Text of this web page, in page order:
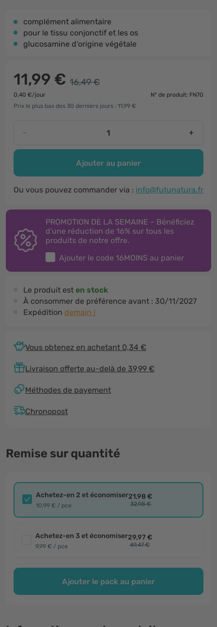
complément alimentaire
pour le tissu conjonctif et les os
glucosamine d'origine végétale
11,99 € 16,49 €
0,40 €/jour
N° de produit: FN70
Prix le plus bas des 30 derniers jours : 11,99 €
- +
Ajouter au panier
Ou vous pouvez commander via : info@futunatura.fr
PROMOTION DE LA SEMAINE – Bénéficiez
d'une réduction de 16% sur tous les
produits de notre offre.
Ajouter le code 16MOINS au panier
Le produit est en stock
À consommer de préférence avant : 30/11/2027
Expédition demain !
Vous obtenez en achetant 0,34 €
Livraison offerte au-delà de 39,99 €
Méthodes de payement
Chronopost
Remise sur quantité
Achetez-en 2 et économiser
10,99 € / pce
21,98 €
32,98 €
Achetez-en 3 et économiser
9,99 € / pce
29,97 €
49,47 €
Ajouter le pack au panier